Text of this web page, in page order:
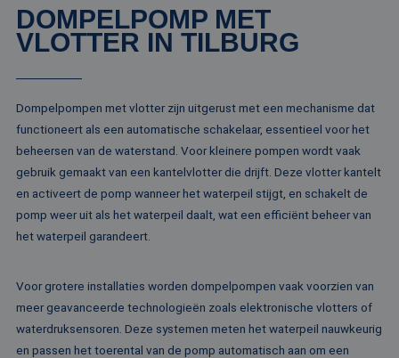
DOMPELPOMP MET
VLOTTER IN TILBURG
Dompelpompen met vlotter zijn uitgerust met een mechanisme dat
functioneert als een automatische schakelaar, essentieel voor het
beheersen van de waterstand. Voor kleinere pompen wordt vaak
gebruik gemaakt van een kantelvlotter die drijft. Deze vlotter kantelt
en activeert de pomp wanneer het waterpeil stijgt, en schakelt de
pomp weer uit als het waterpeil daalt, wat een efficiënt beheer van
het waterpeil garandeert.
Voor grotere installaties worden dompelpompen vaak voorzien van
meer geavanceerde technologieën zoals elektronische vlotters of
waterdruksensoren. Deze systemen meten het waterpeil nauwkeurig
en passen het toerental van de pomp automatisch aan om een
MR
Microsoft
Corporation
1 week
IDE
Google LLC
1 jaar
Deze cookie
ingesteld door
Doubleclick en
hoe de
de website
en over eventuele
advertenties die
test_cookie
Google LLC
.doubleclick.net
15 minuten
Deze cookie
geplaatst door
DoubleClick
(eigendom van
Google) om te
bepalen of de